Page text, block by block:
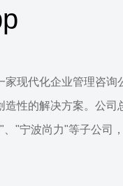
家现代化企业管理咨询
造性的解决方案。公
"宁波尚力"等子公司